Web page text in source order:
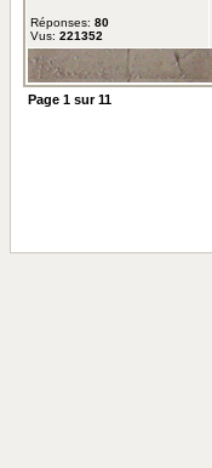
Réponses: 80
Vus: 221352
Page 1 sur11